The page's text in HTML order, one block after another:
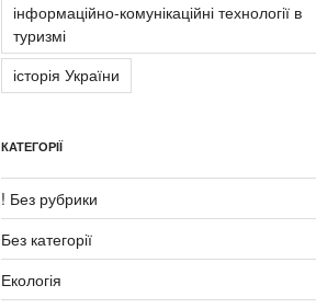
інформаційно-комунікаційні технології в
туризмі
історія України
КАТЕГОРІЇ
! Без рубрики
Без категорії
Екологія